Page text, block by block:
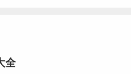
全